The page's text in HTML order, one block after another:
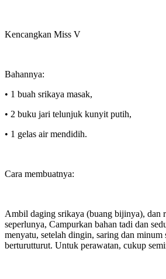
Kencangkan Miss V
Bahannya:
• 1 buah srikaya masak,
• 2 buku jari telunjuk kunyit putih,
• 1 gelas air mendidih.
Cara membuatnya:
Ambil daging srikaya (buang bijinya), dan
seperlunya, Campurkan bahan tadi dan
menyatu, setelah dingin, saring dan minum
berturutturut. Untuk perawatan, cukup